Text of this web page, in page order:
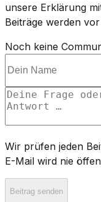
unsere Erklärung
Beiträge werden
Noch keine
Wir prüfen jeden
E-Mail wird nie
Beitrag senden